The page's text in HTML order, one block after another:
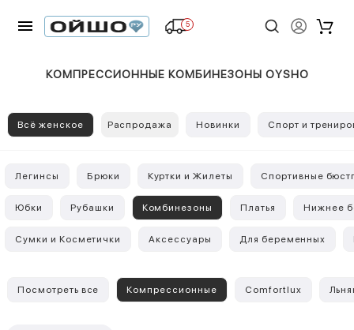
5
КОМПРЕССИОННЫЕ КОМБИНЕЗОНЫ OYSHO
Всё женское Распродажа Новинки Спорт и
Легинсы Брюки Куртки и Жилеты Спортивные
Юбки Рубашки Комбинезоны Платья Нижнее
Сумки и Косметички Аксессуары Для беременных
Посмотреть все Компрессионные Comfortlux